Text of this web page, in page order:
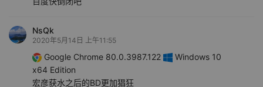
NsQk
2020年5月14日 上午11:55
Google Chrome 80.0.3987.122
Windows 10
x64 Edition
宏彦获水之后的BD更加猖狂